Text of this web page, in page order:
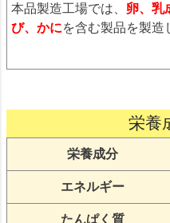
本品製造工場では、 卵、乳
び、かにを含む製品を製造
栄養
栄養成分
エネルギー
たんぱく質